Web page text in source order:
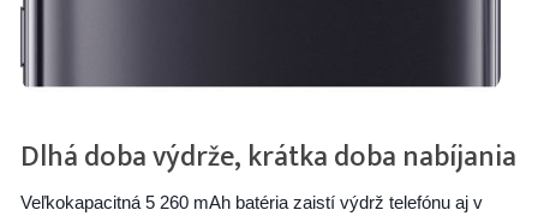
Dlhá doba výdrže, krátka doba nabíjania
Veľkokapacitná 5 260 mAh batéria zaistí výdrž telefónu aj v